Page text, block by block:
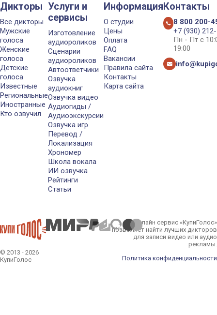
Дикторы
Все дикторы
Мужские
голоса
Женские
голоса
Детские
голоса
Известные
Региональные
Иностранные
Кто озвучил
Услуги и
сервисы
Изготовление
аудиороликов
Сценарии
аудиороликов
Автоответчики
Озвучка
аудиокниг
Озвучка видео
Аудиогиды /
Аудиоэкскурсии
Озвучка игр
Перевод /
Локализация
Хрономер
Школа вокала
ИИ озвучка
Рейтинги
Статьи
Информация
О студии
Цены
Оплата
FAQ
Вакансии
Правила сайта
Контакты
Карта сайта
Контакты
8 800 200-
+7 (930)
Пн - Пт с
19:00
© 2013 - 2026
КупиГолос
Онлайн сервис «КупиГолос»
позволяет найти лучших дикторов
для записи видео или аудио
рекламы.
Политика конфиденциальности